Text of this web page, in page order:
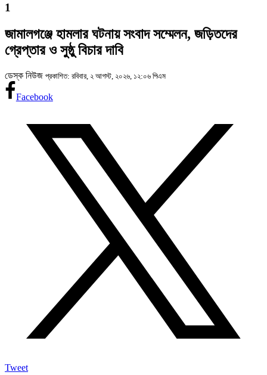
1
জামালগঞ্জে হামলার ঘটনায় সংবাদ সম্মেলন, জড়িতদের
গ্রেপ্তার ও সুষ্ঠু বিচার দাবি
ডেস্ক নিউজ প্রকাশিত: রবিবার, ২ আগস্ট, ২০২৬, ১২:০৬ পিএম
Facebook
Tweet